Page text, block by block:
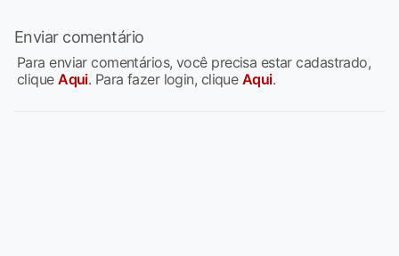
Enviar comentário
Para enviar comentários, você precisa estar cadastrado,
cliqueAqui. Para fazer login, clique Aqui.